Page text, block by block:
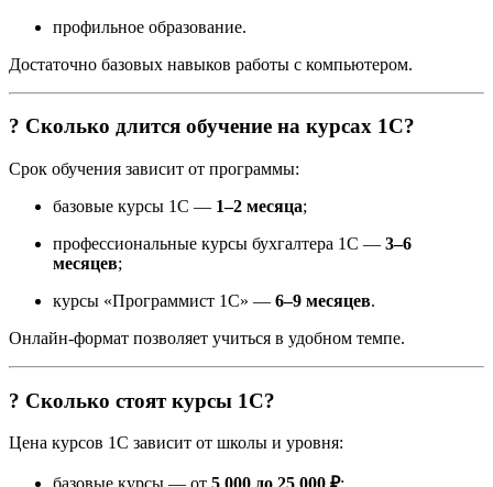
профильное образование.
Достаточно базовых навыков работы с компьютером.
? Сколько длится обучение на курсах 1С?
Срок обучения зависит от программы:
базовые курсы 1С — 1–2 месяца;
профессиональные курсы бухгалтера 1С — 3–6
месяцев;
курсы «Программист 1С» — 6–9 месяцев.
Онлайн-формат позволяет учиться в удобном темпе.
? Сколько стоят курсы 1С?
Цена курсов 1С зависит от школы и уровня: